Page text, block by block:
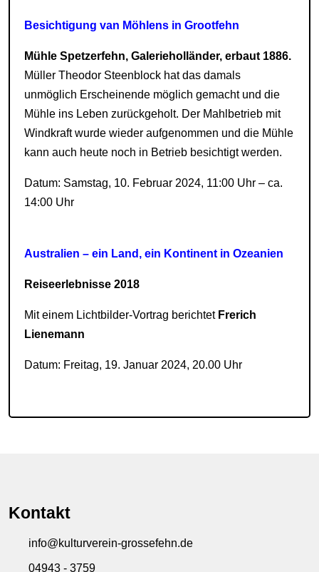
Besichtigung van Möhlens in Grootfehn
Mühle Spetzerfehn, Galerieholländer, erbaut 1886.
Müller Theodor Steenblock hat das damals
unmöglich Erscheinende möglich gemacht und die
Mühle ins Leben zurückgeholt. Der Mahlbetrieb mit
Windkraft wurde wieder aufgenommen und die Mühle
kann auch heute noch in Betrieb besichtigt werden.
Datum: Samstag, 10. Februar 2024, 11:00 Uhr – ca.
14:00 Uhr
Australien – ein Land, ein Kontinent in Ozeanien
Reiseerlebnisse 2018
Mit einem Lichtbilder-Vortrag berichtet Frerich
Lienemann
Datum: Freitag, 19. Januar 2024, 20.00 Uhr
Kontakt
info@kulturverein-grossefehn.de
04943 - 3759